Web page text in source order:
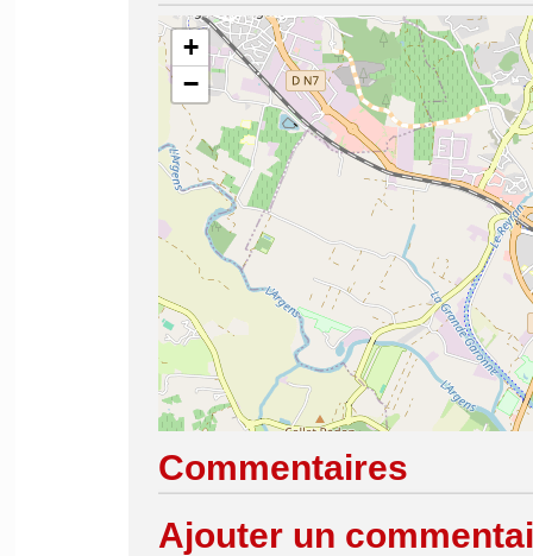
+
−
Commentaires
Ajouter un